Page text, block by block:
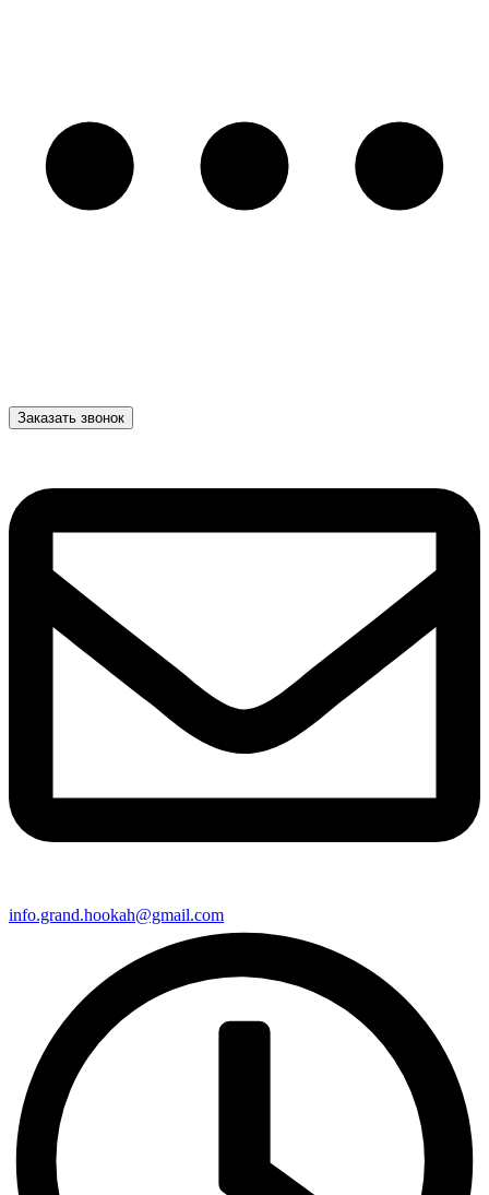
Заказать звонок
info.grand.hookah@gmail.com